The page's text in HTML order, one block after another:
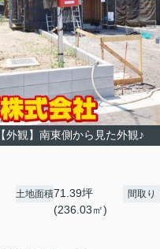
【外観】南東側から見た外観♪
土地面積71.39坪
(236.03㎡)
間取り